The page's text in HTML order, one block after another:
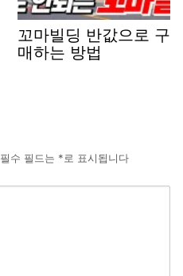
꼬마빌딩 반값으로 구
매하는 방법
필수 필드는 *로 표시됩니다